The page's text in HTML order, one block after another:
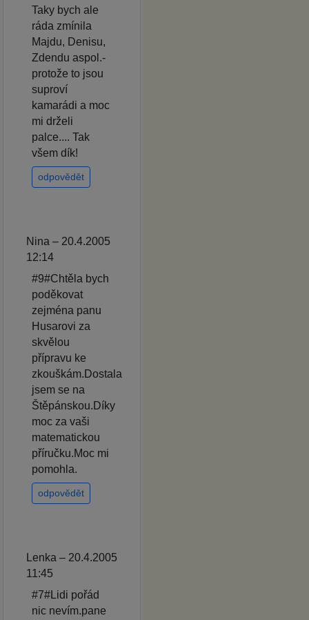
Taky bych ale
ráda zmínila
Majdu, Denisu,
Zdendu aspol.-
protože to jsou
suproví
kamarádi a moc
mi drželi
palce.... Tak
všem dík!
odpovědět
Nina – 20.4.2005
12:14
#9#Chtěla bych
poděkovat
zejména panu
Husarovi za
skvělou
přípravu ke
zkouškám.Dostala
jsem se na
Štěpánskou.Díky
moc za vaši
matematickou
příručku.Moc mi
pomohla.
odpovědět
Lenka – 20.4.2005
11:45
#7#Lidi pořád
nic nevím.pane